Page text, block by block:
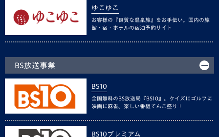
ゆこゆこ
お客様の『良質な温泉旅』をお手伝い。国内の旅
館・宿・ホテルの宿泊予約サイト
BS放送事業
BS10
全国無料のBS放送局『BS10』。クイズにゴルフに
映画に麻雀、楽しい番組てんこ盛り！
BS10プレミアム